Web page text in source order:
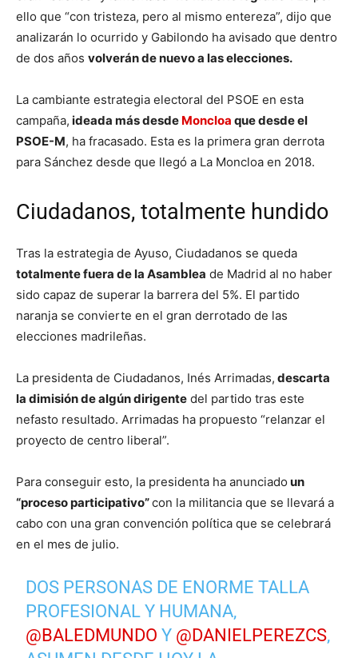
ello que “con tristeza, pero al mismo entereza”, dijo que
analizarán lo ocurrido y Gabilondo ha avisado que dentro
de dos años volverán de nuevo a las elecciones.
La cambiante estrategia electoral del PSOE en esta
campaña, ideada más desde Moncloa que desde el
PSOE-M, ha fracasado. Esta es la primera gran derrota
para Sánchez desde que llegó a La Moncloa en 2018.
Ciudadanos, totalmente hundido
Tras la estrategia de Ayuso, Ciudadanos se queda
totalmente fuera de la Asamblea de Madrid al no haber
sido capaz de superar la barrera del 5%. El partido
naranja se convierte en el gran derrotado de las
elecciones madrileñas.
La presidenta de Ciudadanos, Inés Arrimadas, descarta
la dimisión de algún dirigente del partido tras este
nefasto resultado. Arrimadas ha propuesto “relanzar el
proyecto de centro liberal”.
Para conseguir esto, la presidenta ha anunciado un
“proceso participativo”con la militancia que se llevará a
cabo con una gran convención política que se celebrará
en el mes de julio.
DOS PERSONAS DE ENORME TALLA
PROFESIONAL Y HUMANA,
@BALEDMUNDO Y @DANIELPEREZCS,